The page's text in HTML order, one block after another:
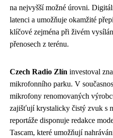
na nejvyšší možné úrovni.
latenci a umožňuje okamžité
klíčové zejména při živém
přenosech z terénu.
Czech Radio Zlín investoval
mikrofonního parku. V
mikrofony renomovaných
zajišťují krystalicky čistý zvuk s
reportáže disponuje redakce
Tascam, které umožňují